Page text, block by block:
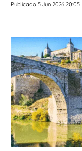
Publicado 5 Jun 2026 20:05